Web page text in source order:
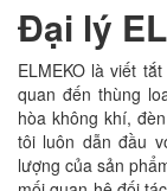
Đại lý
ELMEKO là viết
quan đến thùng
hòa không khí,
tôi luôn dẫn đầu
lượng của sản